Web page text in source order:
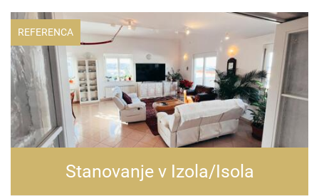
REFERENCA
Stanovanje v Izola/Isola